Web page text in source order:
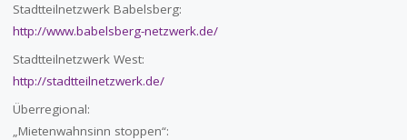
Stadtteilnetzwerk Babelsberg:
http://www.babelsberg-netzwerk.de/
Stadtteilnetzwerk West:
http://stadtteilnetzwerk.de/
Überregional:
„Mietenwahnsinn stoppen“: